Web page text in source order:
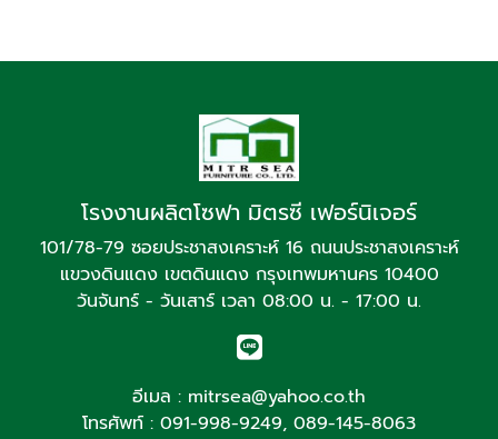
โรงงานผลิตโซฟา มิตรซี เฟอร์นิเจอร์
101/78-79 ซอยประชาสงเคราะห์ 16 ถนนประชาสงเคราะห์
แขวงดินแดง เขตดินแดง กรุงเทพมหานคร 10400
วันจันทร์ - วันเสาร์ เวลา 08:00 น. - 17:00 น.
อีเมล : mitrsea@yahoo.co.th
โทรศัพท์ : 091-998-9249, 089-145-8063